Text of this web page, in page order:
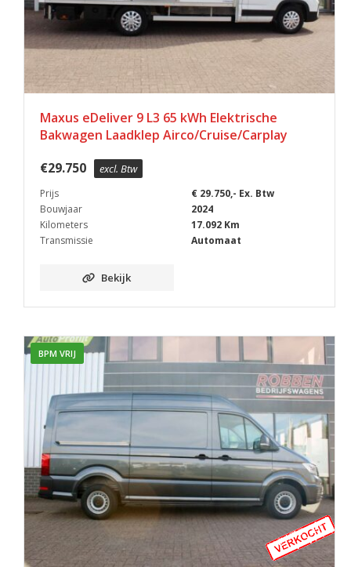
Maxus eDeliver 9 L3 65 kWh Elektrische
Bakwagen Laadklep Airco/Cruise/Carplay
€29.750 excl. Btw
Prijs
€ 29.750,- Ex. Btw
Bouwjaar
2024
Kilometers
17.092 Km
Transmissie
Automaat
Bekijk
BPM VRIJ